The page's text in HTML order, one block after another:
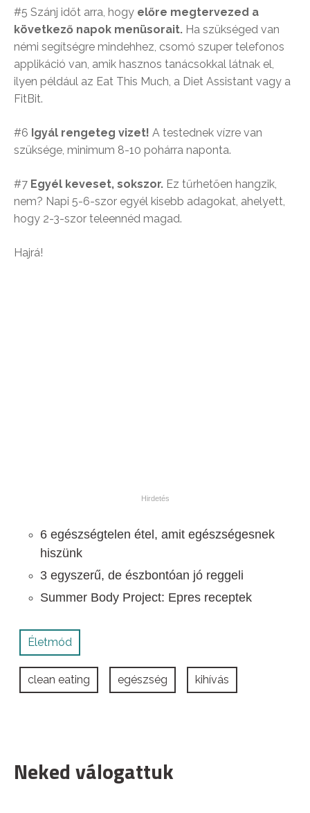
#5 Szánj időt arra, hogy előre megtervezed a
következő napok menüsorait. Ha szükséged van
némi segítségre mindehhez, csomó szuper telefonos
applikáció van, amik hasznos tanácsokkal látnak el,
ilyen például az Eat This Much, a Diet Assistant vagy a
FitBit.
#6 Igyál rengeteg vizet! A testednek vízre van
szüksége, minimum 8-10 pohárra naponta.
#7 Egyél keveset, sokszor. Ez tűrhetően hangzik,
nem? Napi 5-6-szor egyél kisebb adagokat, ahelyett,
hogy 2-3-szor teleennéd magad.
Hajrá!
6 egészségtelen étel, amit egészségesnek
hiszünk
3 egyszerű, de észbontóan jó reggeli
Summer Body Project: Epres receptek
Életmód
clean eating egészség kihívás
Neked válogattuk